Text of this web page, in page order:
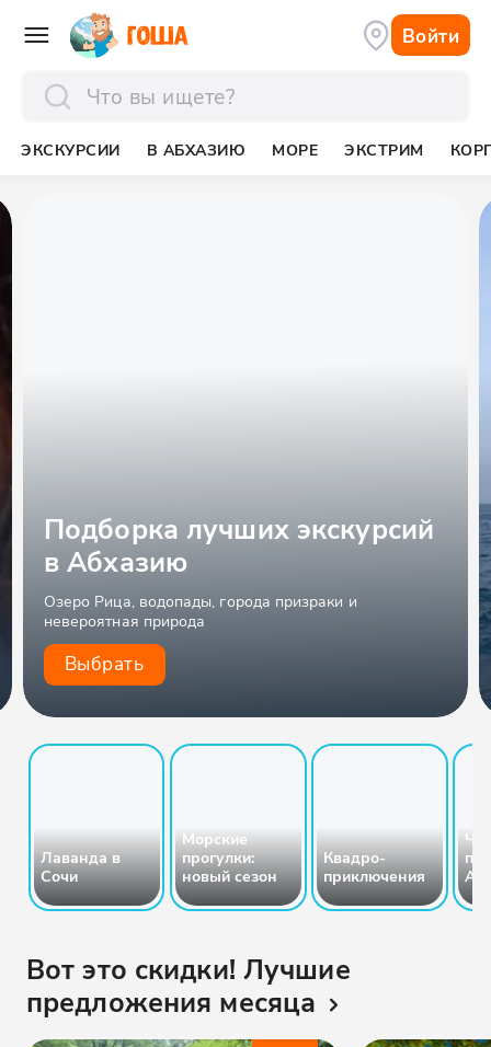
Войти
ЭКСКУРСИИ В АБХАЗИЮ МОРЕ ЭКСТРИМ
Подборка лучших экскурсий
в Абхазию
Озеро Рица, водопады, города призраки и
невероятная природа
Выбрать
Лаванда в
Сочи
Морские
прогулки:
новый сезон
Квадро-
приключения
Что
Вот это скидки! Лучшие
предложения месяца